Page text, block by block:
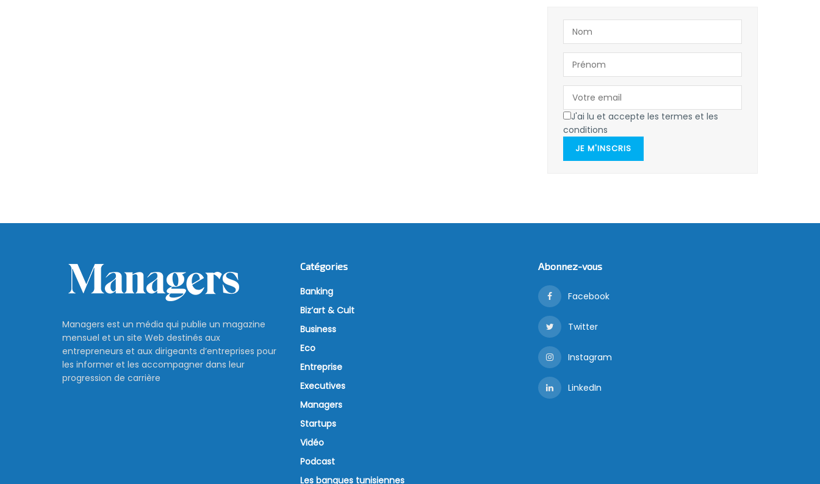
J'ai lu et accepte les termes et les
conditions
JE M'INSCRIS
Managers est un média qui publie un magazine
mensuel et un site Web destinés aux
entrepreneurs et aux dirigeants d’entreprises pour
les informer et les accompagner dans leur
progression de carrière
Catégories
Banking
Biz’art & Cult
Business
Eco
Entreprise
Executives
Managers
Startups
Vidéo
Podcast
Les banques tunisiennes
Abonnez-vous
Facebook
Twitter
Instagram
LinkedIn